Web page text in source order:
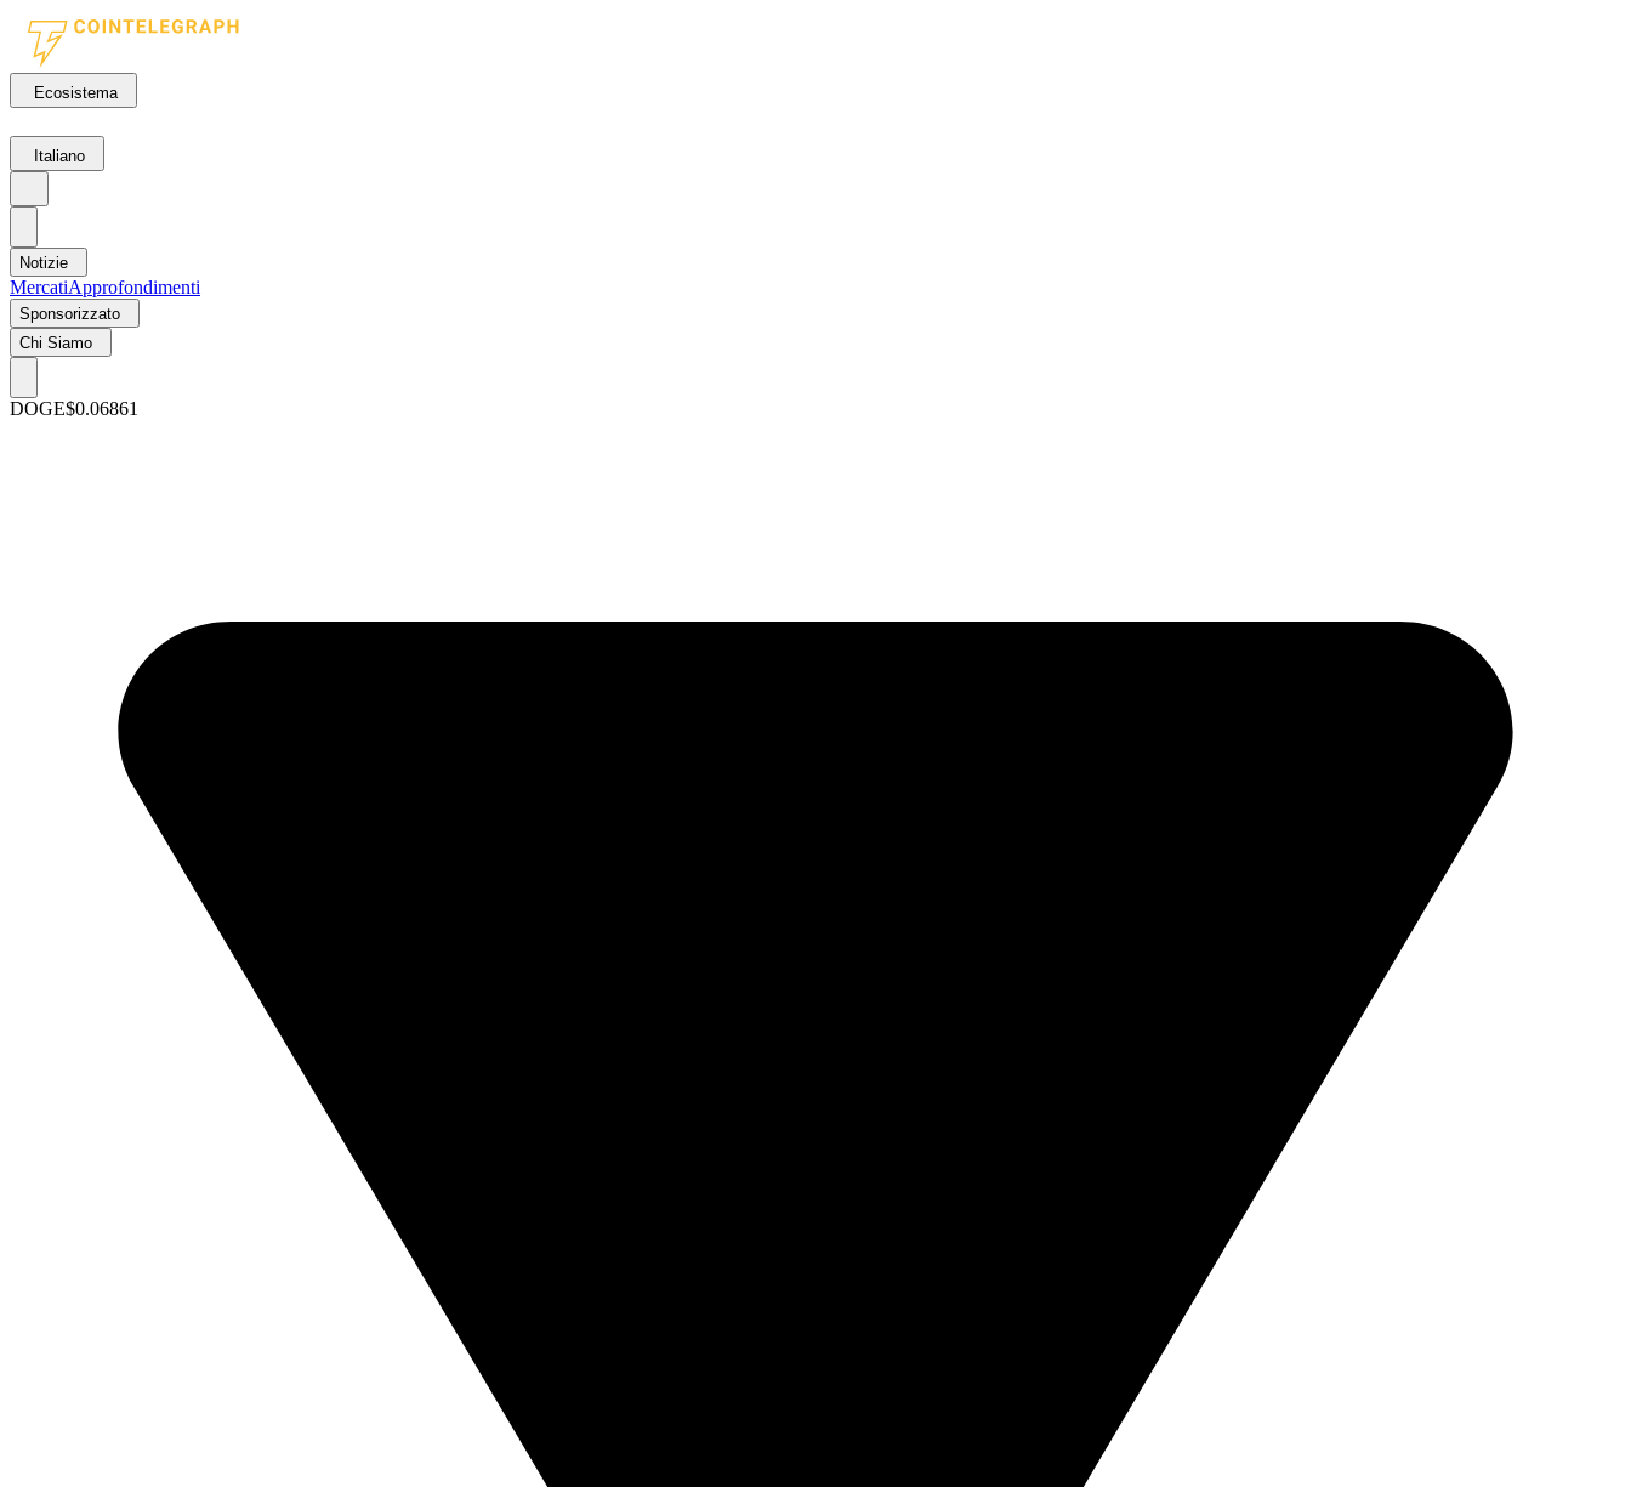
Ecosistema
Italiano
Notizie
MercatiApprofondimenti
Sponsorizzato
Chi Siamo
DOGE$0.06861